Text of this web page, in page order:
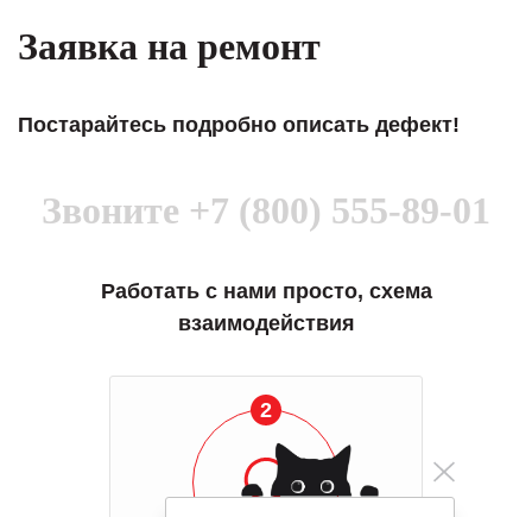
Заявка на ремонт
Постарайтесь подробно описать дефект!
Звоните +7 (800) 555-89-01
Работать с нами просто, схема
взаимодействия
2